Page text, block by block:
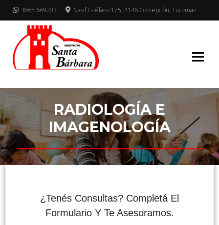
3865 669203 Nasif Estéfano 175, 4146 Concepción, Tucumán
RADIOLOGÍA E
IMAGENOLOGÍA
¿Tenés Consultas? Completá El
Formulario Y Te Asesoramos.